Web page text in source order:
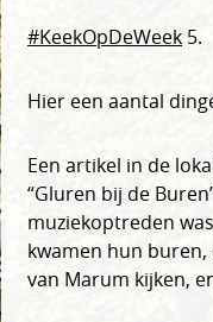
#KeekOpDeWeek 5.
Hier een aantal
Een artikel in de
“Gluren bij de
muziekoptreden
kwamen hun
van Marum kijken,